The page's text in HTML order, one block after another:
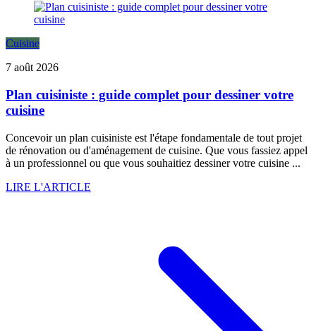
Cuisine
7 août 2026
Plan cuisiniste : guide complet pour dessiner votre
cuisine
Concevoir un plan cuisiniste est l'étape fondamentale de tout projet
de rénovation ou d'aménagement de cuisine. Que vous fassiez appel
à un professionnel ou que vous souhaitiez dessiner votre cuisine ...
LIRE L'ARTICLE